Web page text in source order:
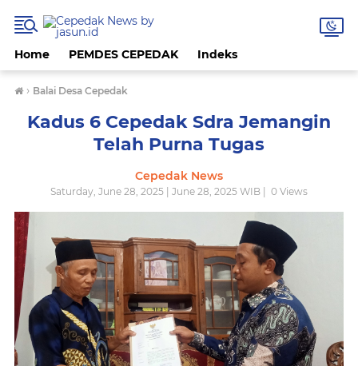
Home PEMDES CEPEDAK Indeks
› Balai Desa Cepedak
Kadus 6 Cepedak Sdra Jemangin
Telah Purna Tugas
Cepedak News
Saturday, June 28, 2025 | June 28, 2025 WIB | 0 Views